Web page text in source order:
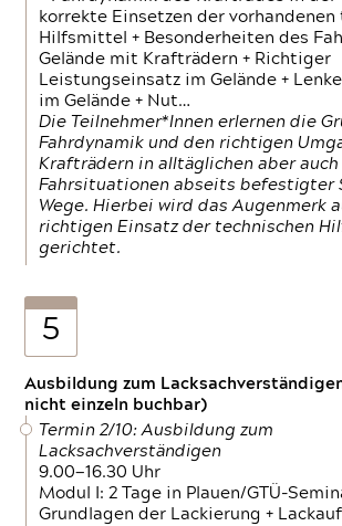
korrekte Einsetzen der vorhandenen
Hilfsmittel + Besonderheiten des
Gelände mit Krafträdern + Richtiger
Leistungseinsatz im Gelände +
im Gelände + Nut…
Die Teilnehmer*Innen erlernen die
Fahrdynamik und den richtigen
Krafträdern in alltäglichen aber
Fahrsituationen abseits befestigter
Wege. Hierbei wird das Augenmerk
richtigen Einsatz der technischen
gerichtet.
5
Ausbildung zum
nicht einzeln buchbar)
Termin 2/10: Ausbildung zum
Lacksachverständigen
9.00—16.30 Uhr
Modul I: 2 Tage in Plauen/GTÜ-
Grundlagen der Lackierung +